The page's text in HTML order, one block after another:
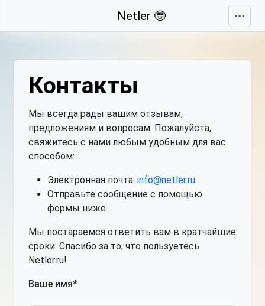
Netler 🤓
Контакты
Мы всегда рады вашим отзывам,
предложениям и вопросам. Пожалуйста,
свяжитесь с нами любым удобным для вас
способом:
Электронная почта: info@netler.ru
Отправьте сообщение с помощью
формы ниже
Мы постараемся ответить вам в кратчайшие
сроки. Спасибо за то, что пользуетесь
Netler.ru!
Ваше имя*